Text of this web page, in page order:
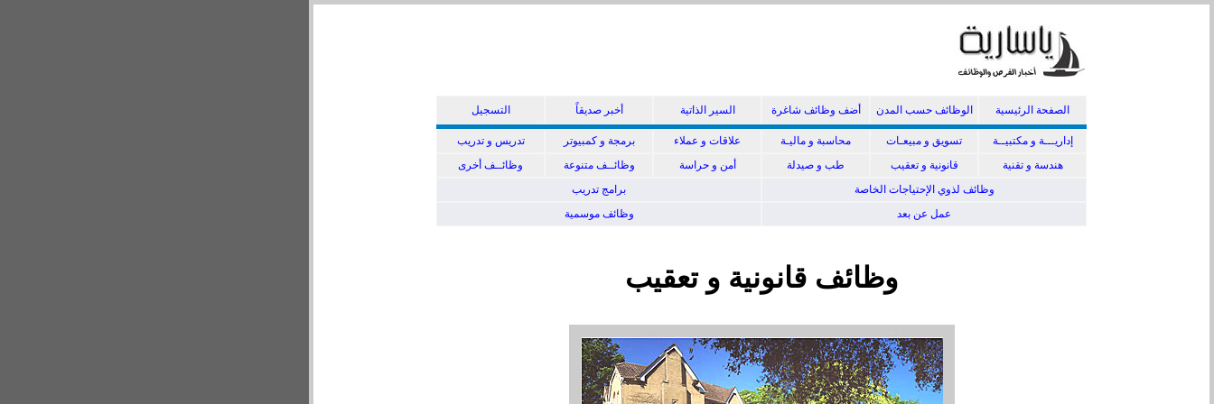
الصفحة الرئيسية الوظائف حسب المدن أضف وظائف شاغرة السير الذاتية أخبر صديقاً التسجيل
إداريـــة و مكتبيــة تسويق و مبيعـات محاسبة و ماليـة علاقات و عملاء برمجة و كمبيوتر
تدريس و تدريب
هندسة و تقنية
قانونية و تعقيب طب و صيدلة أمن و حراسة وظائــف متنوعة
وظائــف أخرى
وظائف لذوي الإحتياجات الخاصة
برامج تدريب
عمل عن بعد
وظائف موسمية
وظائف قانونية و تعقيب